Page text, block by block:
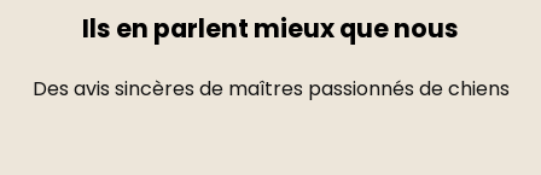
Ils en parlent mieux que nous
Des avis sincères de maîtres passionnés de chiens